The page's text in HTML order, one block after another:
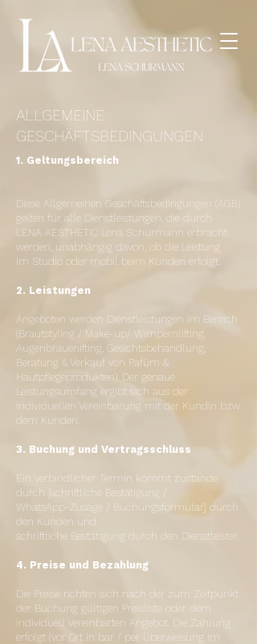
ALLGEMEINE
GESCHÄFTSBEDINGUNGEN
1. Geltungsbereich
Diese Allgemeinen Geschäftsbedingungen (AGB)
gelten für alle Dienstleistungen, die durch
LENA AESTHETIC Lena Schurmann erbracht
werden, unabhängig davon, ob die Leistung
im Studio oder mobil beim Kunden erfolgt.
2. Leistungen
Angeboten werden Dienstleistungen im Bereich
(Brautstyling / Make-up/ Wimpernlifting,
Augenbrauenifting, Gesichtsbehandlung,
Beratung & Verkauf von Pafüm &
Hautpflegeprodukten). Der genaue
Leistungsumfang ergibt sich aus der
individuellen Vereinbarung mit der Kundin bzw.
dem Kunden.
3. Buchung und Vertragsschluss
Ein verbindlicher Termin kommt zustande
durch [schriftliche Bestätigung /
WhatsApp-Zusage / Buchungsformular] durch
den Kunden und
schriftliche Bestätigung durch den Dienstleister.
4. Preise und Bezahlung
Die Preise richten sich nach der zum Zeitpunkt
der Buchung gültigen Preisliste oder dem
individuell vereinbarten Angebot. Die Zahlung
erfolgt (vor Ort in bar / per Überweisung im